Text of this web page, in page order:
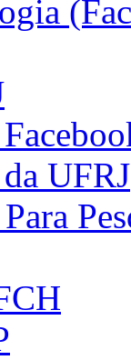
UFRJ